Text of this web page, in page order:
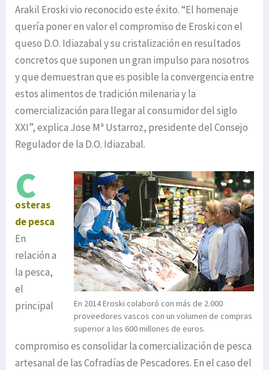
Arakil Eroski vio reconocido este éxito. “El homenaje
quería poner en valor el compromiso de Eroski con el
queso D.O. Idiazabal y su cristalización en resultados
concretos que suponen un gran impulso para nosotros
y que demuestran que es posible la convergencia entre
estos alimentos de tradición milenaria y la
comercialización para llegar al consumidor del siglo
XXI”, explica Jose Mª Ustarroz, presidente del Consejo
Regulador de la D.O. Idiazabal.
En 2014 Eroski colaboró con más de 2.000
proveedores vascos con un volumen de compras
superior a los 600 millones de euros.
C
osteras
de pesca
En
relación a
la pesca,
el
principal
compromiso es consolidar la comercialización de pesca
artesanal de las Cofradías de Pescadores. En el caso del